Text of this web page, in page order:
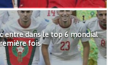
entre dans le top 6 mondial
fois